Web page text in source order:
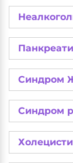
Синдром
Синдром